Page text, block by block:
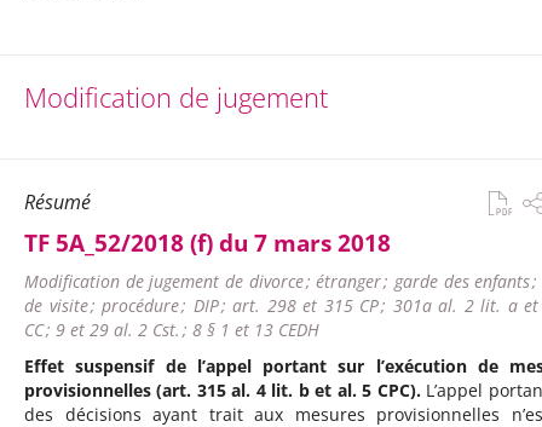
Modification de jugement
Résumé
TF 5A_52/2018 (f) du 7 mars 2018
Modification de jugement de divorce ; étranger ; garde des enfants
de visite ; procédure ; DIP ; art. 298 et 315 CP ; 301a al. 2 lit. a
CC ; 9 et 29 al. 2 Cst. ; 8 § 1 et 13 CEDH
Effet suspensif de l’appel portant sur l’exécution de
provisionnelles (art. 315 al. 4 lit. b et al. 5 CPC).L’appel
des décisions ayant trait aux mesures provisionnelles